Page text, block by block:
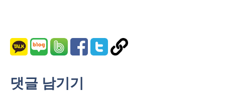
댓글 남기기